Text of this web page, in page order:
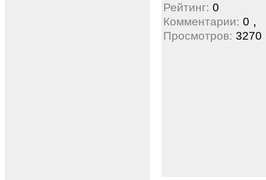
Рейтинг: 0
Комментарии: 0 ,
Просмотров: 3270